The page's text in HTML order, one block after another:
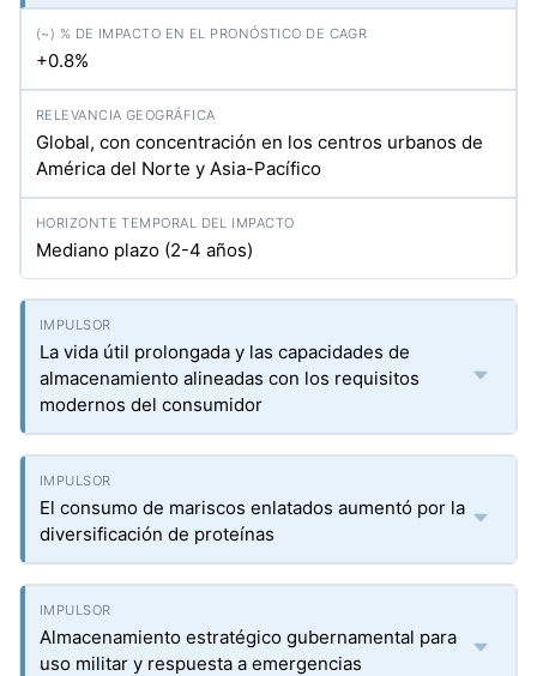
+0.8%
Global, con concentración en los centros urbanos de
América del Norte y Asia-Pacífico
Mediano plazo (2-4 años)
La vida útil prolongada y las capacidades de
almacenamiento alineadas con los requisitos
modernos del consumidor
El consumo de mariscos enlatados aumentó por la
diversificación de proteínas
Almacenamiento estratégico gubernamental para
uso militar y respuesta a emergencias